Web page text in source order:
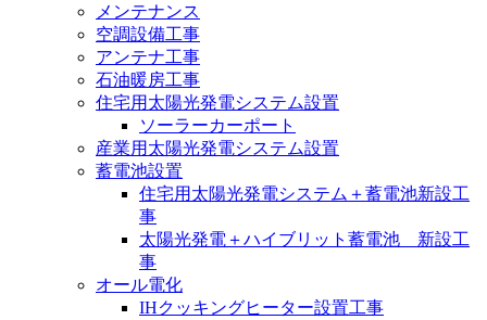
メンテナンス
空調設備工事
アンテナ工事
石油暖房工事
住宅用太陽光発電システム設置
ソーラーカーポート
産業用太陽光発電システム設置
蓄電池設置
住宅用太陽光発電システム＋蓄電池新設工
事
太陽光発電＋ハイブリット蓄電池 新設工
事
オール電化
IHクッキングヒーター設置工事